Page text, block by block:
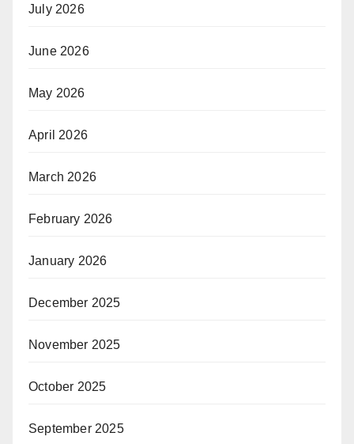
July 2026
June 2026
May 2026
April 2026
March 2026
February 2026
January 2026
December 2025
November 2025
October 2025
September 2025